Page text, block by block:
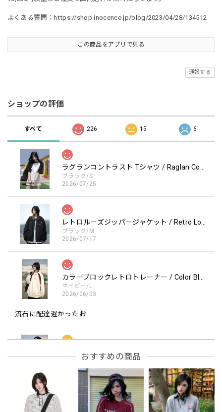
よくある質問：https://shop.inocence.jp/blog/2023/04/28/134512
この商品をアプリで見る
通報する
ショップの評価
すべて 226 15 6
ブラック/S
2026/07/25
ブラック/M
2026/07/17
ネイビー/L
2026/06/03
流石に配達遅かったお
レッド/L
2026/05/30
フーデッドスタジアムジャンバー / Hooded Stadium Jumper
おすすめの商品